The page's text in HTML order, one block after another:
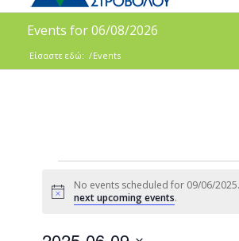
Events for 06/08/2026
Είσαστε εδώ: /Events
Notice
No events scheduled for 09/06/
next upcoming events.